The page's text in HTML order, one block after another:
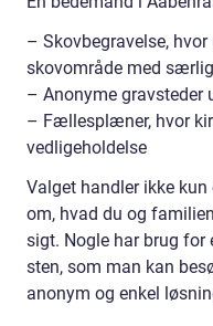
– Skovbegravelse,
skovområde med
– Anonyme gravsteder
– Fællesplæner, hvor
vedligeholdelse
Valget handler ikke
om, hvad du og
sigt. Nogle har brug for
sten, som man kan
anonym og enkel